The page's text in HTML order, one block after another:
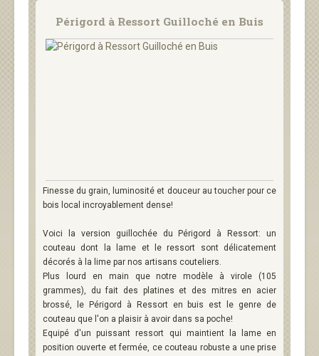
Périgord à Ressort Guilloché en Buis
Finesse du grain, luminosité et douceur au toucher pour ce
bois local incroyablement dense!
Voici la version guillochée du Périgord à Ressort: un
couteau dont la lame et le ressort sont délicatement
décorés à la lime par nos artisans couteliers.
Plus lourd en main que notre modèle à virole (105
grammes), du fait des platines et des mitres en acier
brossé, le Périgord à Ressort en buis est le genre de
couteau que l'on a plaisir à avoir dans sa poche!
Equipé d'un puissant ressort qui maintient la lame en
position ouverte et fermée, ce couteau robuste a une prise